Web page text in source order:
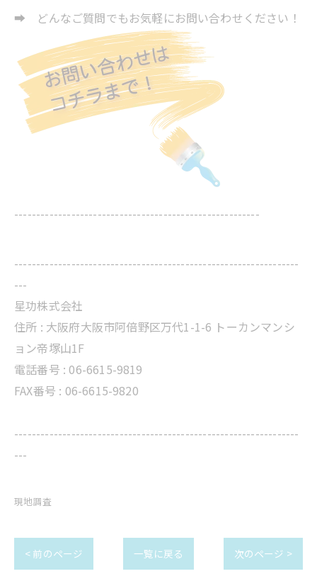
➡ どんなご質問でもお気軽にお問い合わせください！
--------------------------------------------------------
-----------------------------------------------------------------
---
星功株式会社
住所 : 大阪府大阪市阿倍野区万代1-1-6 トーカンマンシ
ョン帝塚山1F
電話番号 : 06-6615-9819
FAX番号 : 06-6615-9820
-----------------------------------------------------------------
---
現地調査
< 前のページ 一覧に戻る 次のページ >